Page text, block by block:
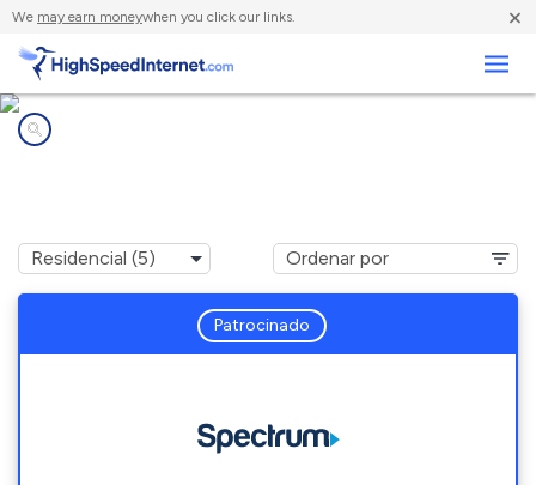
We may earn moneywhen you click our links. ×
Patrocinado